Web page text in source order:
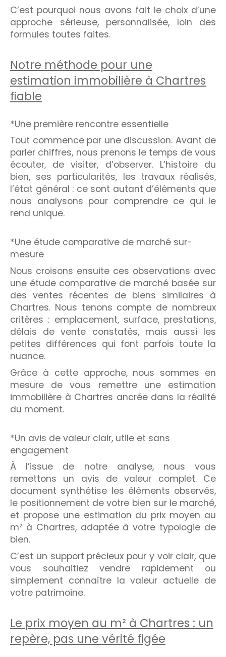
C’est pourquoi nous avons fait le choix d’une
approche sérieuse, personnalisée, loin des
formules toutes faites.
Notre méthode pour une
estimation immobilière à Chartres
fiable
*Une première rencontre essentielle
Tout commence par une discussion. Avant de
parler chiffres, nous prenons le temps de vous
écouter, de visiter, d’observer. L’histoire du
bien, ses particularités, les travaux réalisés,
l’état général : ce sont autant d’éléments que
nous analysons pour comprendre ce qui le
rend unique.
*Une étude comparative de marché sur-
mesure
Nous croisons ensuite ces observations avec
une étude comparative de marché basée sur
des ventes récentes de biens similaires à
Chartres. Nous tenons compte de nombreux
critères : emplacement, surface, prestations,
délais de vente constatés, mais aussi les
petites différences qui font parfois toute la
nuance.
Grâce à cette approche, nous sommes en
mesure de vous remettre une estimation
immobilière à Chartres ancrée dans la réalité
du moment.
*Un avis de valeur clair, utile et sans
engagement
À l’issue de notre analyse, nous vous
remettons un avis de valeur complet. Ce
document synthétise les éléments observés,
le positionnement de votre bien sur le marché,
et propose une estimation du prix moyen au
m² à Chartres, adaptée à votre typologie de
bien.
C’est un support précieux pour y voir clair, que
vous souhaitiez vendre rapidement ou
simplement connaître la valeur actuelle de
votre patrimoine.
Le prix moyen au m² à Chartres : un
repère, pas une vérité figée